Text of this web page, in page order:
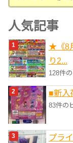
テ
ゴ
リ
ー
人気記事
★《8
り2...
128件
■新入
83件の
プラ